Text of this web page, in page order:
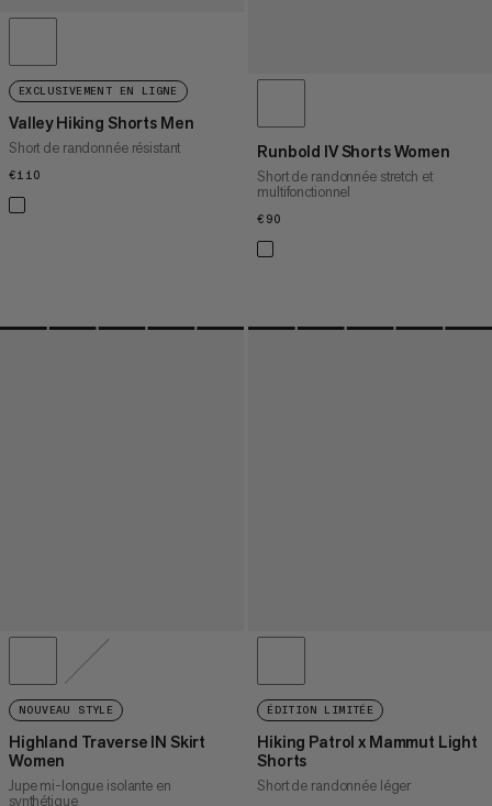
EXCLUSIVEMENT EN LIGNE
Valley Hiking Shorts Men
Short de randonnée résistant
€110
Runbold IV Shorts Women
Short de randonnée stretch et
multifonctionnel
€90
NOUVEAU STYLE
Highland Traverse IN Skirt
Women
Jupe mi-longue isolante en
synthétique
ÉDITION LIMITÉE
Hiking Patrol x Mammut Light
Shorts
Short de randonnée léger